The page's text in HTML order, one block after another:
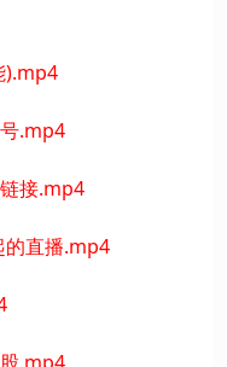
).mp4
.mp4
接.mp4
的直播.mp4